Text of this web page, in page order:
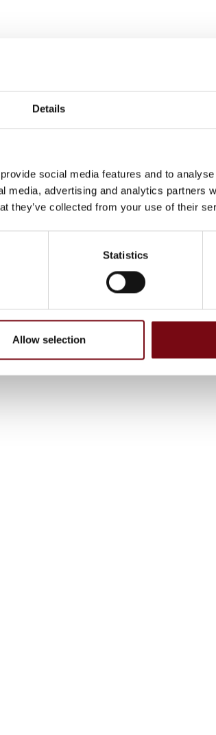
Details
social media features and to
media, advertising and analytics partners
they’ve collected from your use of their
Statistics
Allow selection